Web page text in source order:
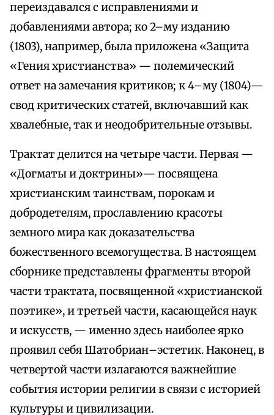
переиздавался с исправлениями и
добавлениями автора; ко 2–му изданию
(1803), например, была приложена «Защита
«Гения христианства» — полемический
ответ на замечания критиков; к 4–му (1804)—
свод критических статей, включавший как
хвалебные, так и неодобрительные отзывы.
Трактат делится на четыре части. Первая —
«Догматы и доктрины»— посвящена
христианским таинствам, порокам и
добродетелям, прославлению красоты
земного мира как доказательства
божественного всемогущества. В настоящем
сборнике представлены фрагменты второй
части трактата, посвященной «христианской
поэтике», и третьей части, касающейся наук
и искусств, — именно здесь наиболее ярко
проявил себя Шатобриан–эстетик. Наконец, в
четвертой части излагаются важнейшие
события истории религии в связи с историей
культуры и цивилизации.